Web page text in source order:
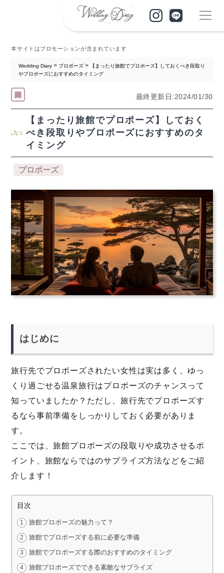
本サイトはプロモーションが含まれています
Wedding Diary > プロポーズ >
【まったり旅館でプロポーズ】しておくべき段取り
やプロポーズにおすすめのタイミング
最終更新日:2024/01/30
【まったり旅館でプロポーズ】しておく
べき段取りやプロポーズにおすすめのタ
イミング
プロポーズ
はじめに
旅行先でプロポーズされたい女性は実は多く、ゆっ
くり過ごせる温泉旅行はプロポーズのチャンスって
知っていましたか？ただし、旅行先でプロポーズす
るなら事前準備をしっかりしておく必要がありま
す。
ここでは、旅館プロポーズの段取りや成功させるポ
イント、旅館ならではのサプライズ方法などをご紹
介します！
目次
旅館プロポーズの魅力って？
旅館でプロポーズする前に必要な準備
旅館でプロポーズする際のおすすめのタイミング
旅館プロポーズでできる素敵なサプライズ